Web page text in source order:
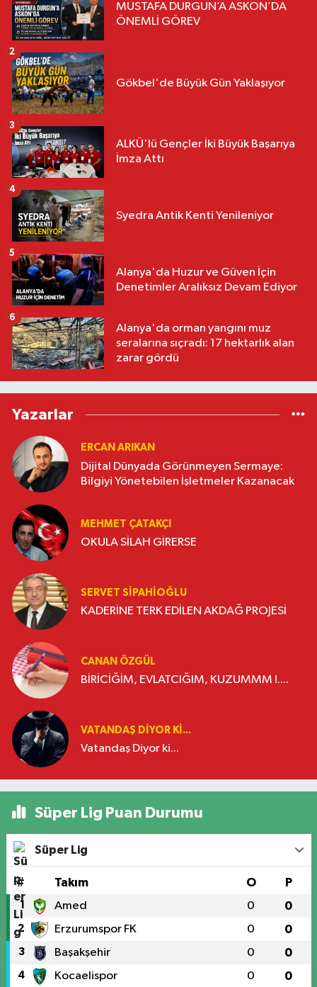
MUSTAFA DURGUN’A ASKON’DA
ÖNEMLİ GÖREV
Gökbel'de Büyük Gün Yaklaşıyor
2
ALKÜ'lü Gençler İki Büyük Başarıya
İmza Attı
3
Syedra Antik Kenti Yenileniyor
4
Alanya'da Huzur ve Güven İçin
Denetimler Aralıksız Devam Ediyor
5
Alanya'da orman yangını muz
seralarına sıçradı: 17 hektarlık alan
zarar gördü
6
Yazarlar
ERCAN ARIKAN
Dijital Dünyada Görünmeyen Sermaye:
Bilgiyi Yönetebilen İşletmeler Kazanacak
MEHMET ÇATAKÇI
OKULA SİLAH GİRERSE
SERVET SİPAHİOĞLU
KADERİNE TERK EDİLEN AKDAĞ PROJESİ
CANAN ÖZGÜL
BİRİCİĞİM, EVLATCIĞIM, KUZUMMM !....
VATANDAŞ DIYOR KI...
Vatandaş Diyor ki...
Süper Lig Puan Durumu
Süper Lig
# Takım O P
1 Amed 0 0
2 Erzurumspor FK 0 0
3 Başakşehir 0 0
4 Kocaelispor 0 0